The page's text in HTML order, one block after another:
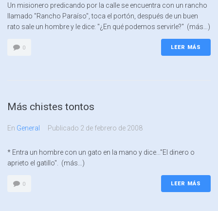
Un misionero predicando por la calle se encuentra con un rancho
llamado "Rancho Paraíso", toca el portón, después de un buen
rato sale un hombre y le dice: "¿En qué podemos servirle?" (más…)
0 LEER MÁS
Más chistes tontos
En General Publicado 2 de febrero de 2008
* Entra un hombre con un gato en la mano y dice..."El dinero o
aprieto el gatillo". (más…)
0 LEER MÁS